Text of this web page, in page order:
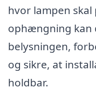
hvor lampen
ophængning kan
belysningen,
og sikre, at
holdbar.